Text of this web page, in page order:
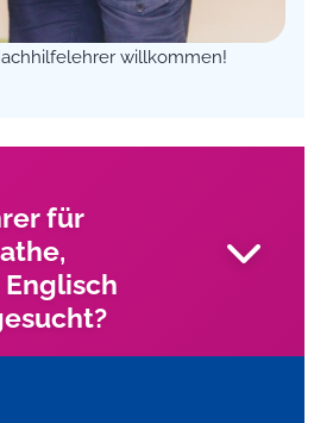
willkommen!
für